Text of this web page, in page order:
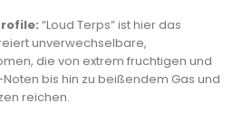
“Loud Terps” ist hier das
unverwechselbare,
die von extrem fruchtigen und
bis hin zu beißendem Gas und
reichen.